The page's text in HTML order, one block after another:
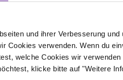
und ihrer Verbesserung
Cookies verwenden. Wenn du
welche Cookies wir
klicke bitte auf "Weitere
Krix ist seit 2016